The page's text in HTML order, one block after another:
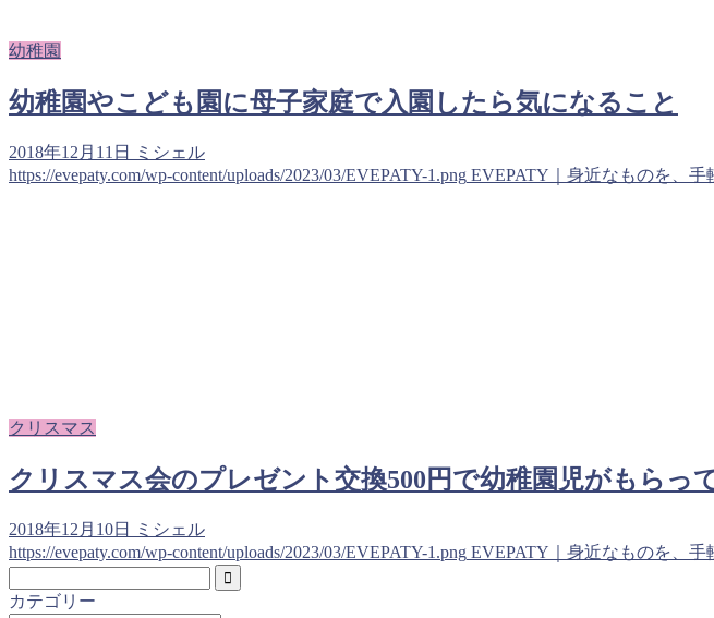
幼稚園
幼稚園やこども園に母子家庭で入園したら気になること
2018年12月11日
ミシェル
https://evepaty.com/wp-content/uploads/2023/03/EVEPATY-1.png EVEPATY｜身近なものを、
クリスマス
クリスマス会のプレゼント交換500円で幼稚園児がもらっ
2018年12月10日
ミシェル
https://evepaty.com/wp-content/uploads/2023/03/EVEPATY-1.png EVEPATY｜身近なものを、
カテゴリー